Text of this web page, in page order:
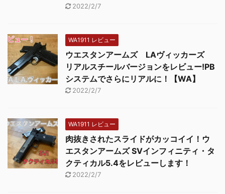
2022/2/7
WA1911 レビュー
ウエスタンアームズ LAヴィッカーズ
リアルスチールバージョンをレビュー!PB
システムでさらにリアルに！【WA】
2022/2/7
WA1911 レビュー
肉抜きされたスライドがカッコイイ！ウ
エスタンアームズ SVインフィニティ・タ
クティカル5.4をレビューします！
2022/2/7